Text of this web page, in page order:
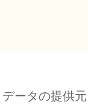
データの提供元